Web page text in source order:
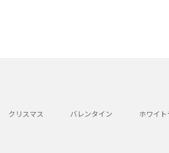
クリスマス バレンタイン ホワイ